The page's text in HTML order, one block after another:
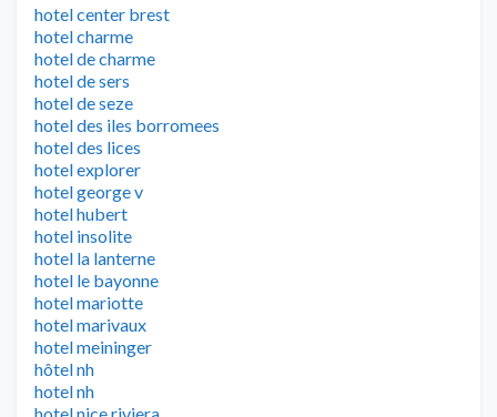
hotel center brest
hotel charme
hotel de charme
hotel de sers
hotel de seze
hotel des iles borromees
hotel des lices
hotel explorer
hotel george v
hotel hubert
hotel insolite
hotel la lanterne
hotel le bayonne
hotel mariotte
hotel marivaux
hotel meininger
hôtel nh
hotel nh